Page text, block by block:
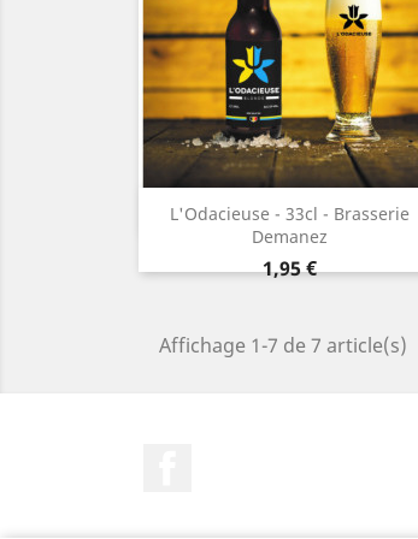
L'Odacieuse - 33cl - Brasserie
Demanez
Prix
1,95 €
Aperçu rapide
Affichage 1-7 de 7 article(s)